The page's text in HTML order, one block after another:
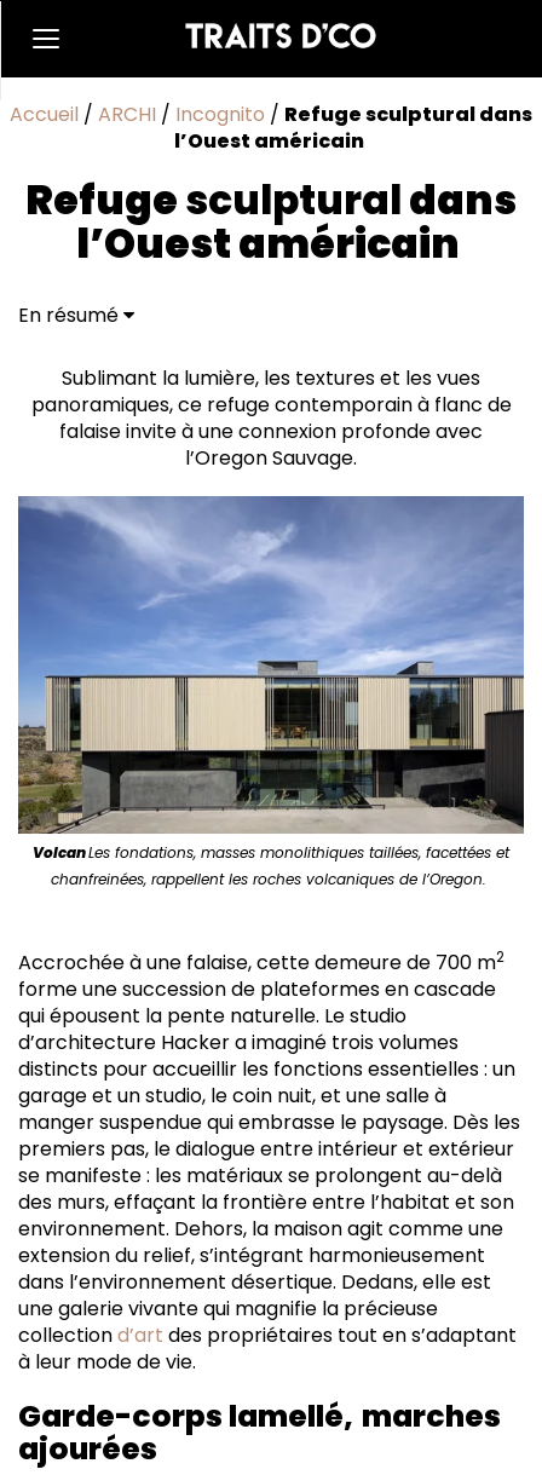
Accueil / ARCHI / Incognito / Refuge sculptural dans
l’Ouest américain
Refugesculpturaldans
l’Ouest américain
En résumé
Un style qui échappe aux tendances
Sublimant la lumière, les textures et les vues
panoramiques, ce refuge contemporain à flanc de
falaise invite à une connexion profonde avec
l’Oregon Sauvage.
VolcanLes fondations, masses monolithiques taillées, facettées et
chanfreinées, rappellent les roches volcaniques de l’Oregon.
Accrochée à une falaise, cette demeure de 700 m2
forme une succession de plateformes en cascade
qui épousent la pente naturelle. Le studio
d’architecture Hacker a imaginé trois volumes
distincts pour accueillir les fonctions essentielles : un
garage et un studio, le coin nuit, et une salle à
manger suspendue qui embrasse le paysage. Dès les
premiers pas, le dialogue entre intérieur et extérieur
se manifeste : les matériaux se prolongent au-delà
des murs, effaçant la frontière entre l’habitat et son
environnement. Dehors, la maison agit comme une
extension du relief, s’intégrant harmonieusement
dans l’environnement désertique. Dedans, elle est
une galerie vivante qui magnifie la précieuse
collectiond’art des propriétaires tout en s’adaptant
à leur mode de vie.
Garde-corps lamellé, marches
ajourées